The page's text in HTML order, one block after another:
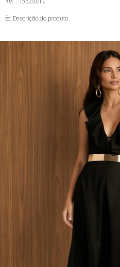
FUSEA-AGOSTO I-
LONGO-AGOSTO I-
MACAC-AGOSTO I-
Descrição do produto